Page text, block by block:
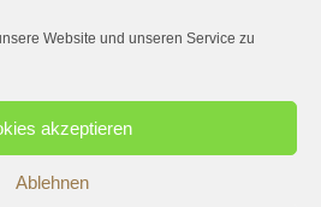
Website und unseren Service zu
akzeptieren
Ablehnen
ELLER |IMPRESSUM